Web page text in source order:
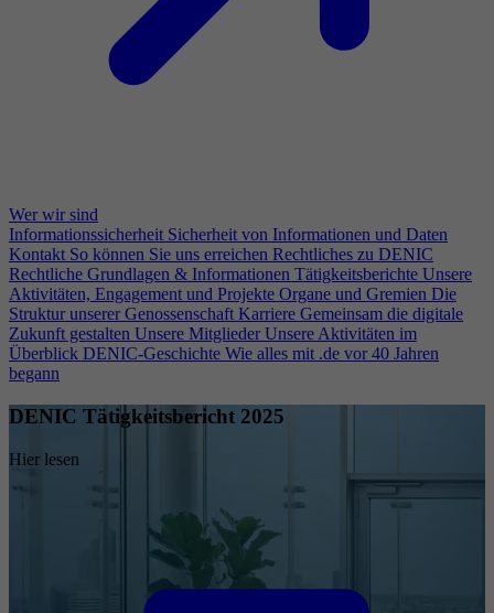
Wer wir sind
Informationssicherheit Sicherheit von Informationen und Daten
Kontakt So können Sie uns erreichen Rechtliches zu DENIC
Rechtliche Grundlagen & Informationen Tätigkeitsberichte Unsere
Aktivitäten, Engagement und Projekte Organe und Gremien Die
Struktur unserer Genossenschaft Karriere Gemeinsam die digitale
Zukunft gestalten Unsere Mitglieder Unsere Aktivitäten im
Überblick DENIC-Geschichte Wie alles mit .de vor 40 Jahren
begann
DENIC Tätigkeitsbericht 2025
Hier lesen